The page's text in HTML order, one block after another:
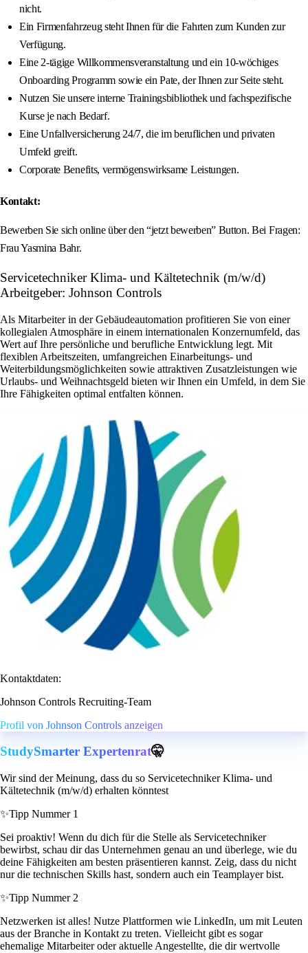
nicht.
Ein Firmenfahrzeug steht Ihnen für die Fahrten zum Kunden zur
Verfügung.
Eine 2-tägige Willkommensveranstaltung und ein 10-wöchiges
Onboarding Programm sowie ein Pate, der Ihnen zur Seite steht.
Nutzen Sie unsere interne Trainingsbibliothek und fachspezifische
Kurse je nach Bedarf.
Eine Unfallversicherung 24/7, die im beruflichen und privaten
Umfeld greift.
Corporate Benefits, vermögenswirksame Leistungen.
Kontakt:
Bewerben Sie sich online über den “jetzt bewerben” Button. Bei Fragen:
Frau Yasmina Bahr.
Servicetechniker Klima- und Kältetechnik (m/w/d)
Arbeitgeber: Johnson Controls
Als Mitarbeiter in der Gebäudeautomation profitieren Sie von einer
kollegialen Atmosphäre in einem internationalen Konzernumfeld, das
Wert auf Ihre persönliche und berufliche Entwicklung legt. Mit
flexiblen Arbeitszeiten, umfangreichen Einarbeitungs- und
Weiterbildungsmöglichkeiten sowie attraktiven Zusatzleistungen wie
Urlaubs- und Weihnachtsgeld bieten wir Ihnen ein Umfeld, in dem Sie
Ihre Fähigkeiten optimal entfalten können.
Kontaktdaten:
Johnson Controls Recruiting-Team
Profil von Johnson Controls anzeigen
StudySmarter Expertenrat🤫
Wir sind der Meinung, dass du so Servicetechniker Klima- und
Kältetechnik (m/w/d) erhalten könntest
✨Tipp Nummer 1
Sei proaktiv! Wenn du dich für die Stelle als Servicetechniker
bewirbst, schau dir das Unternehmen genau an und überlege, wie du
deine Fähigkeiten am besten präsentieren kannst. Zeig, dass du nicht
nur die technischen Skills hast, sondern auch ein Teamplayer bist.
✨Tipp Nummer 2
Netzwerken ist alles! Nutze Plattformen wie LinkedIn, um mit Leuten
aus der Branche in Kontakt zu treten. Vielleicht gibt es sogar
ehemalige Mitarbeiter oder aktuelle Angestellte, die dir wertvolle